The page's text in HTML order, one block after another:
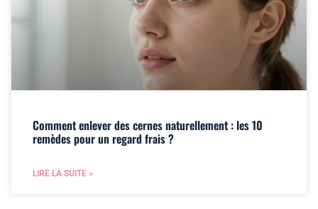
Comment enlever des cernes naturellement : les 10
remèdes pour un regard frais ?
LIRE LA SUITE »